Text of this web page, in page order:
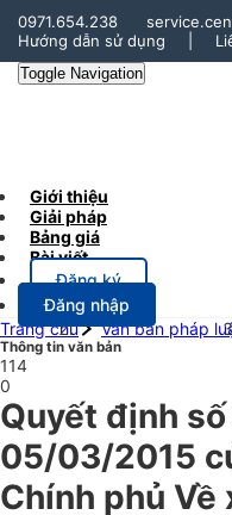
0971.654.238
Hướng dẫn sử dụng
Toggle Navigation
Giới thiệu
Giải pháp
Bảng giá
Bài viết
Đăng ký
Đăng nhập
Trang chủ
Văn bản pháp
Thông tin văn bản
114
0
Quyết định
05/03/2015
Chính phủ